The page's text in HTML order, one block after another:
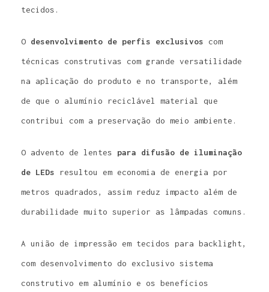
tecidos.
O desenvolvimento de perfis exclusivos com
técnicas construtivas com grande versatilidade
na aplicação do produto e no transporte, além
de que o alumínio reciclável material que
contribui com a preservação do meio ambiente.
O advento de lentes para difusão de iluminação
de LEDs resultou em economia de energia por
metros quadrados, assim reduz impacto além de
durabilidade muito superior as lâmpadas comuns.
A união de impressão em tecidos para backlight,
com desenvolvimento do exclusivo sistema
construtivo em alumínio e os benefícios